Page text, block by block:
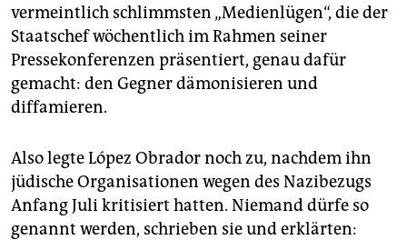
vermeintlich schlimmsten „Medienlügen“, die der
Staatschef wöchentlich im Rahmen seiner
Pressekonferenzen präsentiert, genau dafür
gemacht: den Gegner dämonisieren und
diffamieren.
Also legte López Obrador noch zu, nachdem ihn
jüdische Organisationen wegen des Nazibezugs
Anfang Juli kritisiert hatten. Niemand dürfe so
genannt werden, schrieben sie und erklärten: